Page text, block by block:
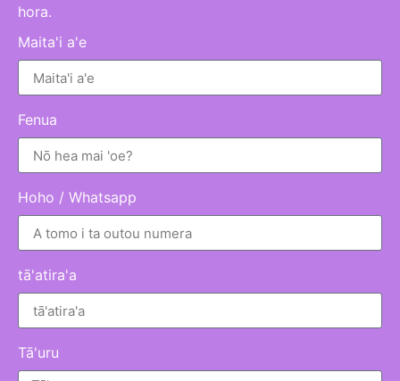
hora.
Maita'i a'e
Fenua
Hoho / Whatsapp
tā'atira'a
Tā'uru